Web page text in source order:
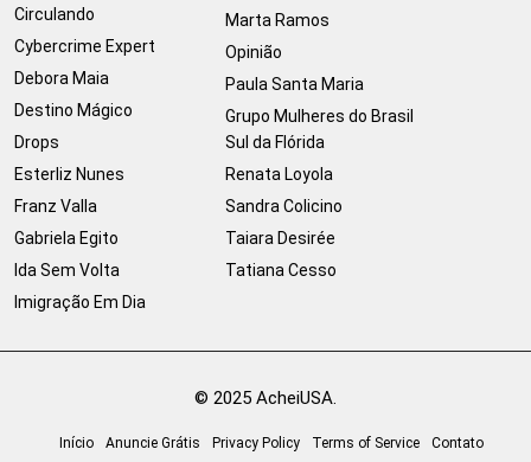
Circulando
Cybercrime Expert
Debora Maia
Destino Mágico
Drops
Esterliz Nunes
Franz Valla
Gabriela Egito
Ida Sem Volta
Imigração Em Dia
Marta Ramos
Opinião
Paula Santa Maria
Grupo Mulheres do Brasil
Sul da Flórida
Renata Loyola
Sandra Colicino
Taiara Desirée
Tatiana Cesso
© 2025 AcheiUSA.
Início Anuncie Grátis Privacy Policy Terms of Service Contato